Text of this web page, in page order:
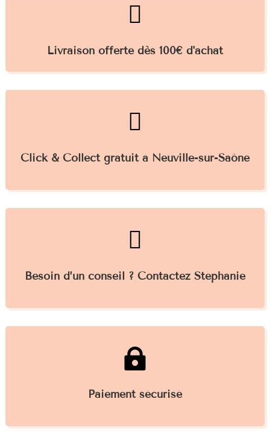

Livraison offerte dès 100€ d'achat

Click & Collect gratuit à Neuville-sur-Saône

Besoin d’un conseil ? Contactez Stéphanie

Paiement sécurisé